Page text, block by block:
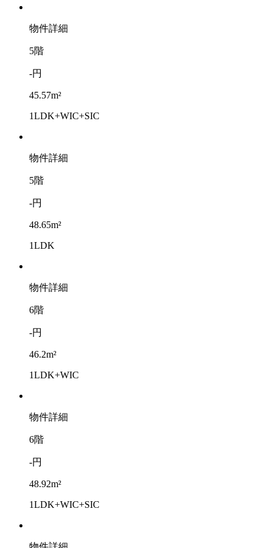
物件詳細
5階
-円
45.57m²
1LDK+WIC+SIC
物件詳細
5階
-円
48.65m²
1LDK
物件詳細
6階
-円
46.2m²
1LDK+WIC
物件詳細
6階
-円
48.92m²
1LDK+WIC+SIC